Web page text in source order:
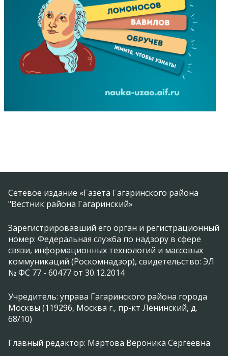
Сетевое издание «Газета Гагаринского района
"Вестник района Гагаринский»
Зарегистрировавший его орган и регистрационный
номер: Федеральная служба по надзору в сфере
связи, информационных технологий и массовых
коммуникаций (Роскомнадзор), свидетельство: ЭЛ
№ ФС 77 - 60477 от 30.12.2014
Учредитель: управа Гагаринского района города
Москвы (119296, Москва г., пр-кт Ленинский, д.
68/10)
Главный редактор: Мартова Вероника Сергеевна